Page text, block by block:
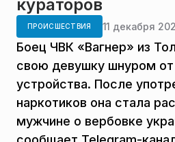
кураторов
ПРОИСШЕСТВИЯ 11 декабря
Боец ЧВК «Вагнер» из
свою девушку шнуром от
устройства. После
наркотиков она стала
мужчине о вербовке